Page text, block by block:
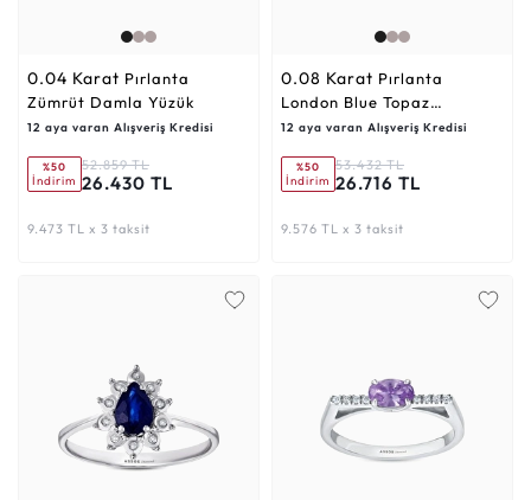
0.04 Karat
Zümrüt Damla Yüzük
12 aya varan Alışveriş Kredisi
%50
İndirim
52.859 TL
26.430 TL
9.473 TL x 3 taksit
0.08 Karat
London Blue Topaz
Emerald Yüzük
12 aya varan Alışveriş Kredisi
%50
İndirim
53.432 TL
26.716 TL
9.576 TL x 3 taksit